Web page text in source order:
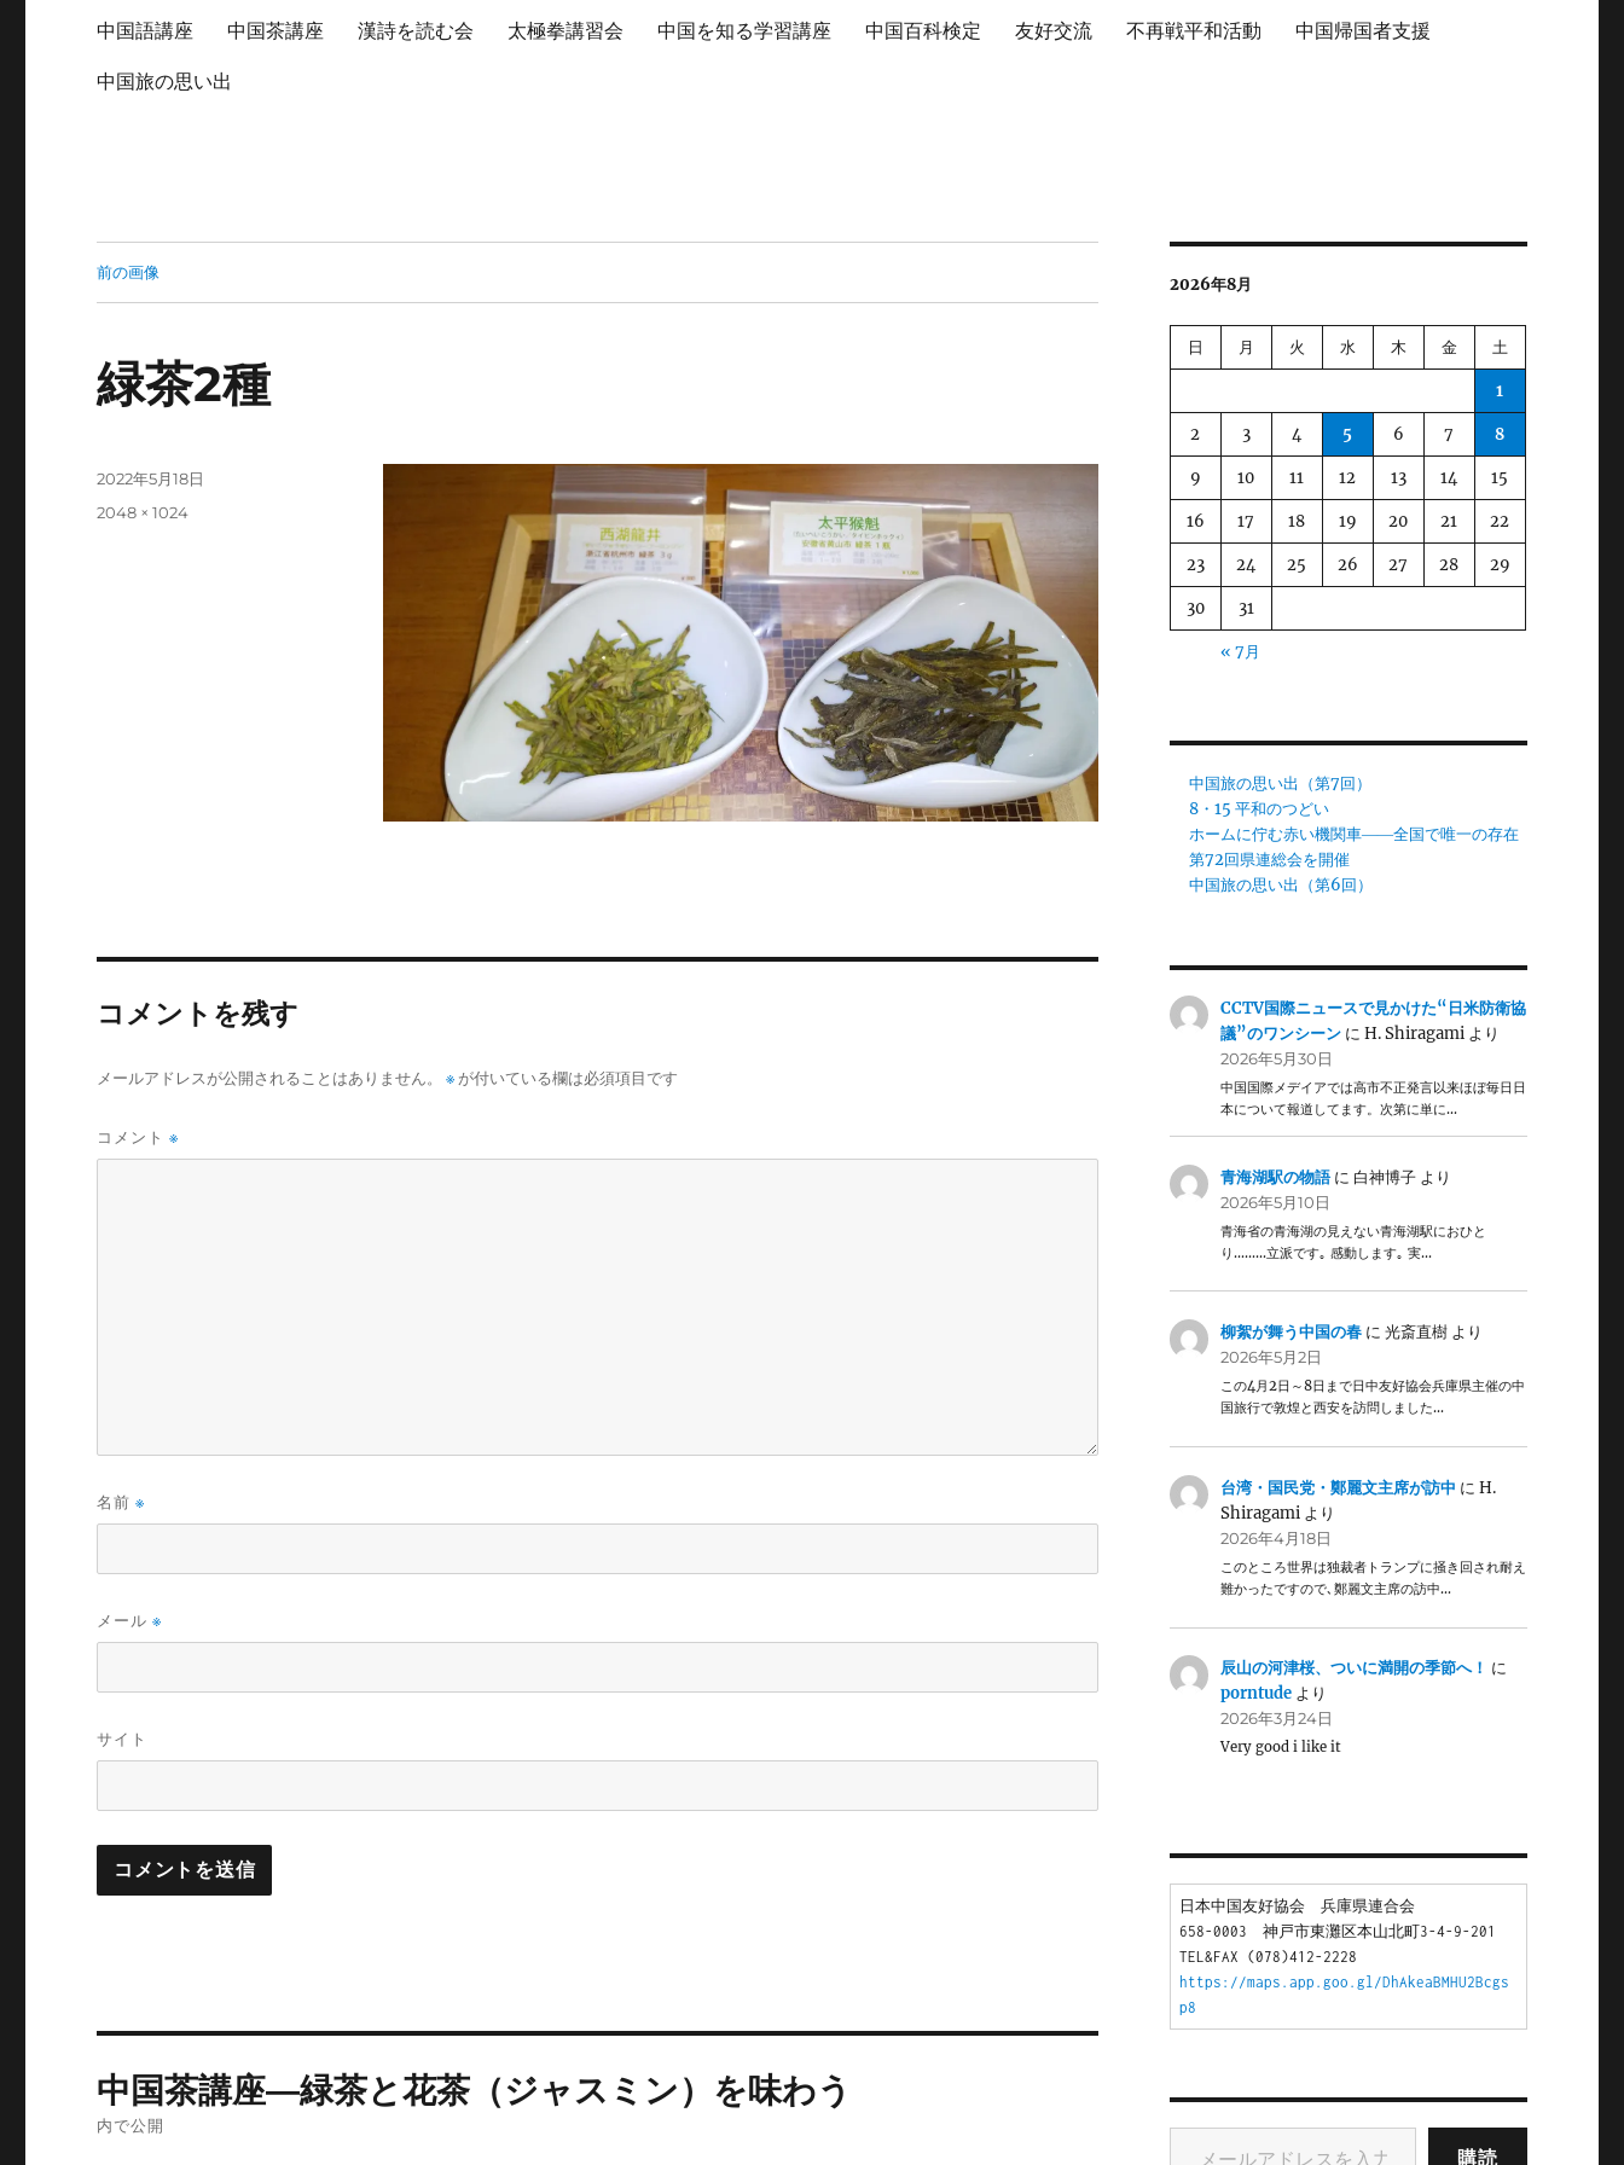
中国語講座 中国茶講座 漢詩を読む会 太極拳講習会 中国を知る学習講座 中国百科検定 友好交流 不再戦平和活動 中国帰国者支援
中国旅の思い出
前の画像
緑茶2種
投
2022年5月18日
フ
2048 × 1024
コメントを残す
メールアドレスが公開されることはありません。 ※ が付いている欄は必須項目です
コメント※
名前※
メール※
サイト
稿
中国茶講座―緑茶と花茶（ジャスミン）を味わう
内で公開
2026年8月
日 月 火 水 木 金 土
1
2 3 4 5 6 7 8
9 10 11 12 13 14 15
16 17 18 19 20 21 22
23 24 25 26 27 28 29
30 31
« 7月
中国旅の思い出（第7回）
8・15 平和のつどい
ホームに佇む赤い機関車――全国で唯一の存在
第72回県連総会を開催
中国旅の思い出（第6回）
CCTV国際ニュースで見かけた“日米防衛協
議”のワンシーン にH. Shiragami より
2026年5月30日
中国国際メデイアでは高市不正発言以来ほぼ毎日日
本について報道してます。次第に単に…
青海湖駅の物語に 白神博子 より
2026年5月10日
青海省の青海湖の見えない青海湖駅におひと
り………立派です｡ 感動します｡ 実…
柳絮が舞う中国の春 に光斎直樹 より
2026年5月2日
この4月2日～8日まで日中友好協会兵庫県主催の中
国旅行で敦煌と西安を訪問しました…
台湾・国民党・鄭麗文主席が訪中 にH.
Shiragami より
2026年4月18日
このところ世界は独裁者トランプに掻き回され耐え
難かったですので､鄭麗文主席の訪中…
辰山の河津桜、ついに満開の季節へ！ に
porntude より
2026年3月24日
Very good i like it
日本中国友好協会　兵庫県連合会
658-0003　神戸市東灘区本山北町3-4-9-201
TEL&FAX (078)412-2228
https://maps.app.goo.gl/DhAkeaBMHU2Bcgs
p8
メールアドレスを入力...
購読